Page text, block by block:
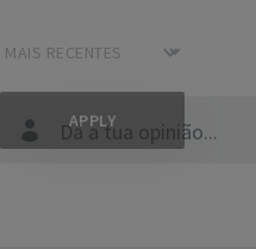
Dá a tua opinião...